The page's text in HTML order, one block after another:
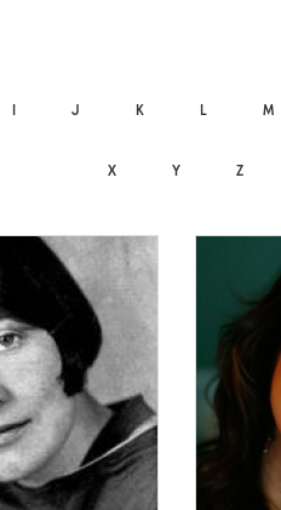
I J K L M
X Y Z